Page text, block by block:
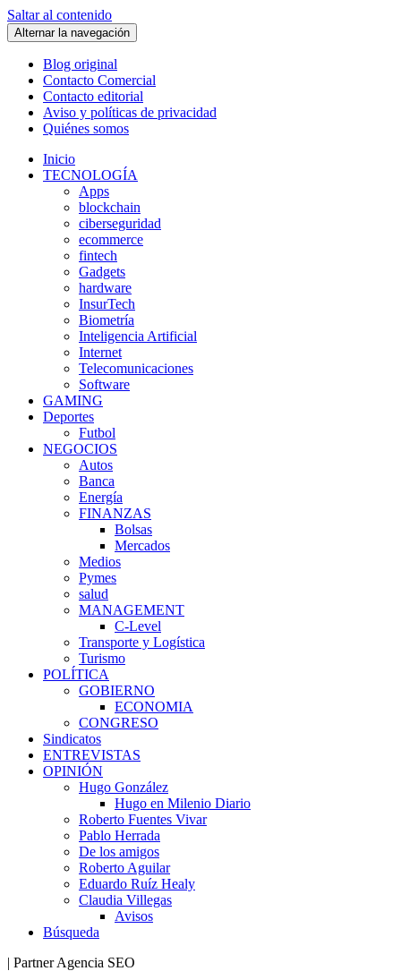
Saltar al contenido
Alternar la navegación
Blog original
Contacto Comercial
Contacto editorial
Aviso y políticas de privacidad
Quiénes somos
Inicio
TECNOLOGÍA
Apps
blockchain
ciberseguridad
ecommerce
fintech
Gadgets
hardware
InsurTech
Biometría
Inteligencia Artificial
Internet
Telecomunicaciones
Software
GAMING
Deportes
Futbol
NEGOCIOS
Autos
Banca
Energía
FINANZAS
Bolsas
Mercados
Medios
Pymes
salud
MANAGEMENT
C-Level
Transporte y Logística
Turismo
POLÍTICA
GOBIERNO
ECONOMIA
CONGRESO
Sindicatos
ENTREVISTAS
OPINIÓN
Hugo González
Hugo en Milenio Diario
Roberto Fuentes Vivar
Pablo Herrada
De los amigos
Roberto Aguilar
Eduardo Ruíz Healy
Claudia Villegas
Avisos
Búsqueda
| Partner Agencia SEO